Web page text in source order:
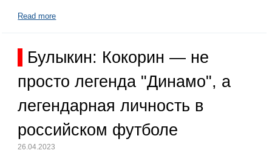
Read more
Булыкин: Кокорин — не
просто легенда "Динамо", а
легендарная личность в
российском футболе
26.04.2023